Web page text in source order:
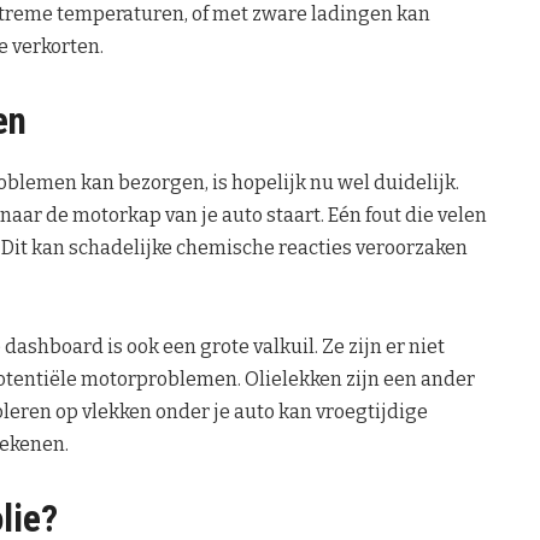
temperaturen, of met zware ladingen kan
verkorten.
kan bezorgen, is hopelijk nu wel duidelijk.
de motorkap van je auto staart. Eén fout die velen
kan schadelijke chemische reacties veroorzaken
is ook een grote valkuil. Ze zijn er niet
motorproblemen. Olielekken zijn een ander
op vlekken onder je auto kan vroegtijdige